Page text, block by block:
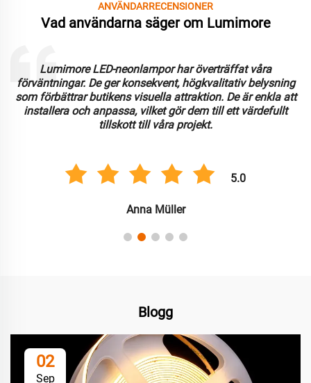
ANVÄNDARRECENSIONER
Vad användarna säger om Lumimore
Lumimore LED-neonlampor har överträffat våra
förväntningar. De ger konsekvent, högkvalitativ belysning
som förbättrar butikens visuella attraktion. De är enkla att
installera och anpassa, vilket gör dem till ett värdefullt
tillskott till våra projekt.
5.0
Anna Müller
Blogg
02
Sep